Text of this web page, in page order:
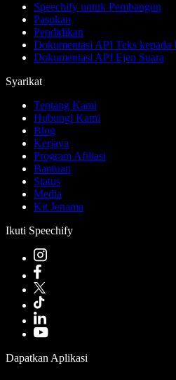
Speechify untuk Pembangun
Pasukan
Pendidikan
Dokumentasi API Teks kepada
Dokumentasi API Ejen Suara
Syarikat
Tentang Kami
Hubungi Kami
Blog
Kerjaya
Program Afiliasi
Bantuan
Status
Media
Kit Jenama
Ikuti Speechify
Dapatkan Aplikasi